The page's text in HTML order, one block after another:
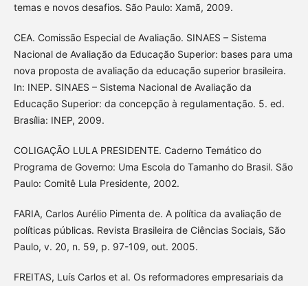
temas e novos desafios. São Paulo: Xamã, 2009.
CEA. Comissão Especial de Avaliação. SINAES – Sistema
Nacional de Avaliação da Educação Superior: bases para uma
nova proposta de avaliação da educação superior brasileira.
In: INEP. SINAES – Sistema Nacional de Avaliação da
Educação Superior: da concepção à regulamentação. 5. ed.
Brasília: INEP, 2009.
COLIGAÇÃO LULA PRESIDENTE. Caderno Temático do
Programa de Governo: Uma Escola do Tamanho do Brasil. São
Paulo: Comitê Lula Presidente, 2002.
FARIA, Carlos Aurélio Pimenta de. A política da avaliação de
políticas públicas. Revista Brasileira de Ciências Sociais, São
Paulo, v. 20, n. 59, p. 97-109, out. 2005.
FREITAS, Luís Carlos et al. Os reformadores empresariais da